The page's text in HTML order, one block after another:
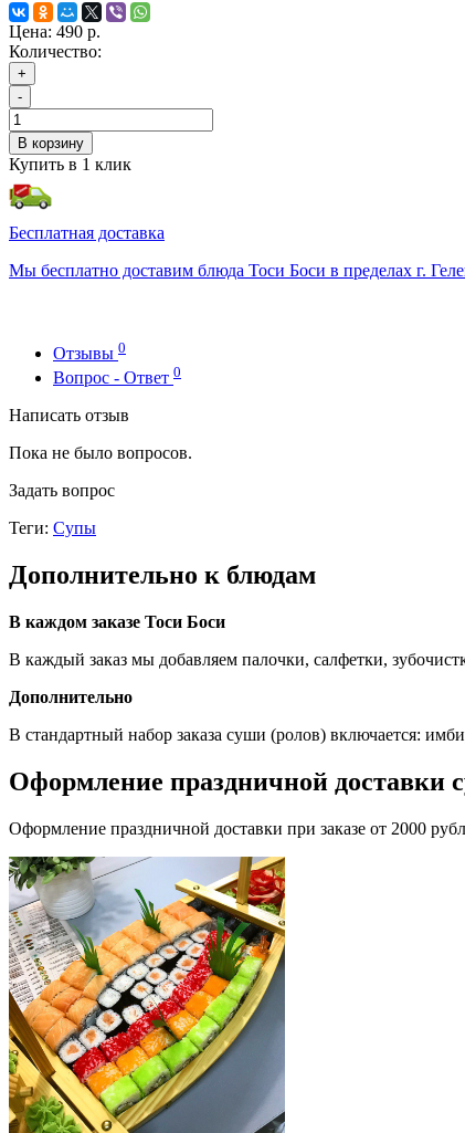
Цена: 490 р.
Количество:
+
-
В корзину
Купить в 1 клик
Бесплатная доставка
Мы бесплатно доставим блюда Тоси Боси в пределах г.
Отзывы 0
Вопрос - Ответ 0
Написать отзыв
Пока не было вопросов.
Задать вопрос
Теги: Супы
Дополнительно к блюдам
В каждом заказе Тоси Боси
В каждый заказ мы добавляем палочки, салфетки,
Дополнительно
В стандартный набор заказа суши (ролов) включается:
Оформление праздничной доставки
Оформление праздничной доставки при заказе от 2000